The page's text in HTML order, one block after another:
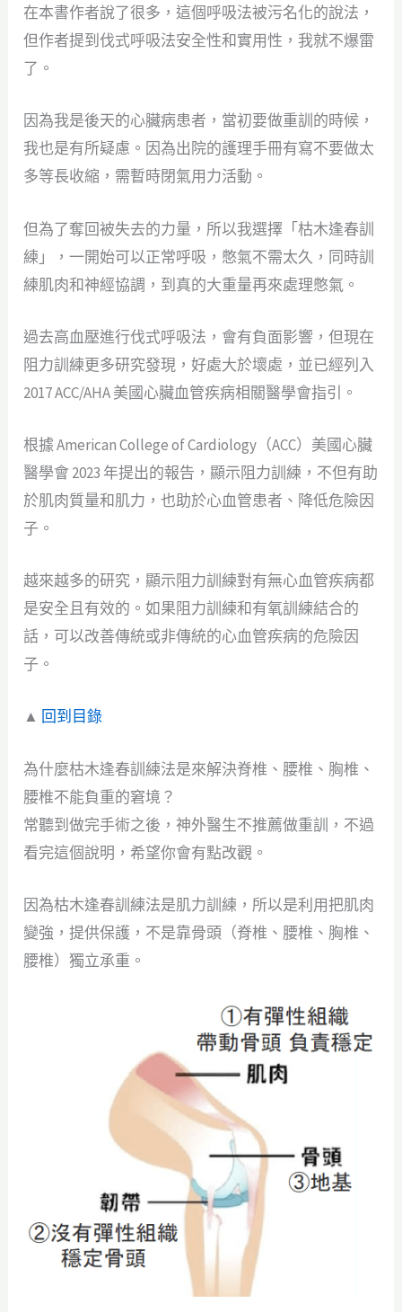
在本書作者說了很多，這個呼吸法被污名化的說法，
但作者提到伐式呼吸法安全性和實用性，我就不爆雷
了。
因為我是後天的心臟病患者，當初要做重訓的時候，
我也是有所疑慮。因為出院的護理手冊有寫不要做太
多等長收縮，需暫時閉氣用力活動。
但為了奪回被失去的力量，所以我選擇「枯木逢春訓
練」，一開始可以正常呼吸，憋氣不需太久，同時訓
練肌肉和神經協調，到真的大重量再來處理憋氣。
過去高血壓進行伐式呼吸法，會有負面影響，但現在
阻力訓練更多研究發現，好處大於壞處，並已經列入
2017 ACC/AHA 美國心臟血管疾病相關醫學會指引。
根據 American College of Cardiology（ACC）美國心臟
醫學會 2023 年提出的報告，顯示阻力訓練，不但有助
於肌肉質量和肌力，也助於心血管患者、降低危險因
子。
越來越多的研究，顯示阻力訓練對有無心血管疾病都
是安全且有效的。如果阻力訓練和有氧訓練結合的
話，可以改善傳統或非傳統的心血管疾病的危險因
子。
▲ 回到目錄
為什麼枯木逢春訓練法是來解決脊椎、腰椎、胸椎、
腰椎不能負重的窘境？
常聽到做完手術之後，神外醫生不推薦做重訓，不過
看完這個說明，希望你會有點改觀。
因為枯木逢春訓練法是肌力訓練，所以是利用把肌肉
變強，提供保護，不是靠骨頭（脊椎、腰椎、胸椎、
腰椎）獨立承重。